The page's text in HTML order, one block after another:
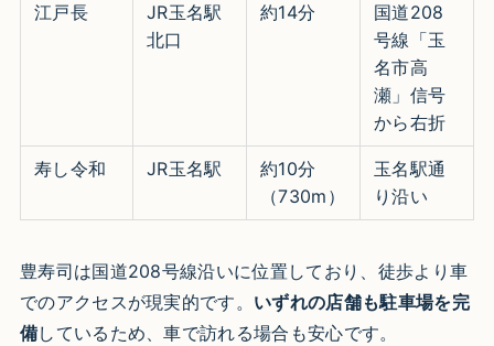
江戸長
JR玉名駅
北口
約14分
国道208
号線「玉
名市高
瀬」信号
から右折
寿し令和 JR玉名駅
約10分
（730m）
玉名駅通
り沿い
豊寿司は国道208号線沿いに位置しており、徒歩より車
でのアクセスが現実的です。 いずれの店舗も駐車場を完
備しているため、車で訪れる場合も安心です。